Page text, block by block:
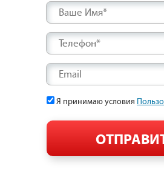
Ваше Имя*
Телефон*
Email
Я принимаю условия